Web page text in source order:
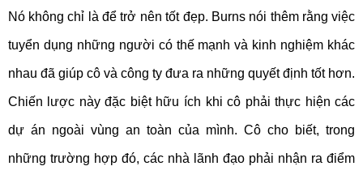
Nó không chỉ là để trở nên tốt đẹp. Burns nói thêm rằng việc
tuyển dụng những người có thế mạnh và kinh nghiệm khác
nhau đã giúp cô và công ty đưa ra những quyết định tốt hơn.
Chiến lược này đặc biệt hữu ích khi cô phải thực hiện các
dự án ngoài vùng an toàn của mình. Cô cho biết, trong
những trường hợp đó, các nhà lãnh đạo phải nhận ra điểm